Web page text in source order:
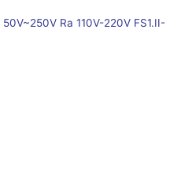
Ra 110V-220V FS1.II-